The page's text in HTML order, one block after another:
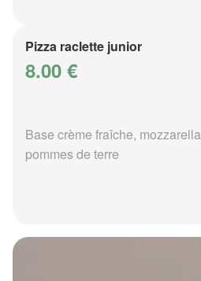
Pizza raclette junior
8.00 €
Base crème fraîche,
pommes de terre